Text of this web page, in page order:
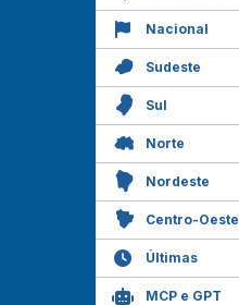
Nacional
Sudeste
Sul
Norte
Nordeste
Centro-Oeste
Últimas
MCP e GPT